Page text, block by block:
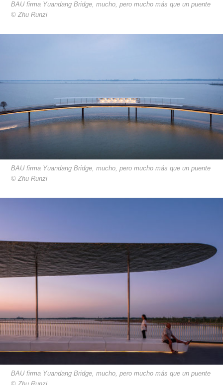
BAU firma Yuandang Bridge, mucho, pero mucho más que un puente
© Zhu Runzi
BAU firma Yuandang Bridge, mucho, pero mucho más que un puente
© Zhu Runzi
BAU firma Yuandang Bridge, mucho, pero mucho más que un puente